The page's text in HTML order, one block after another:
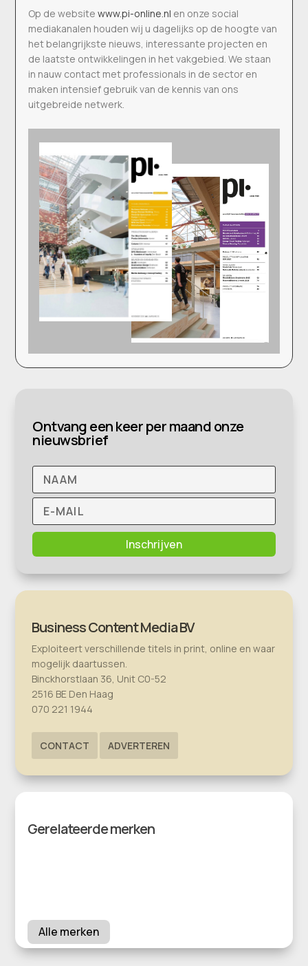
Op de websitewww.pi-online.nl en onze social
mediakanalen houden wij u dagelijks op de hoogte van
het belangrijkste nieuws, interessante projecten en
de laatste ontwikkelingen in het vakgebied. We staan
in nauw contact met professionals in de sector en
maken intensief gebruik van de kennis van ons
uitgebreide netwerk.
Ontvang een keer per maand onze
nieuwsbrief
Inschrijven
Business Content Media BV
Exploiteert verschillende titels in print, online en waar
mogelijk daartussen.
Binckhorstlaan 36, Unit C0-52
2516 BE Den Haag
070 221 1944
CONTACT ADVERTEREN
Gerelateerde merken
Alle merken